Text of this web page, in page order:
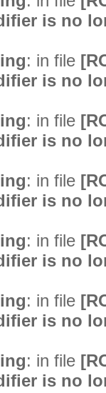
is no
: in file
is no
: in file
is no
: in file
is no
: in file
is no
: in file
is no
: in file
is no